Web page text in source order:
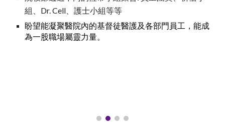
組、 Dr. Cell、護士小組等等
盼望能凝聚醫院內的基督徒醫護及各部門員工，能成
為一股職場屬靈力量。